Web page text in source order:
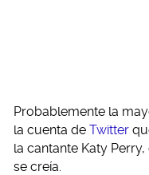
Probablemente la
la cuenta de Twitter
la cantante Katy
se creía.